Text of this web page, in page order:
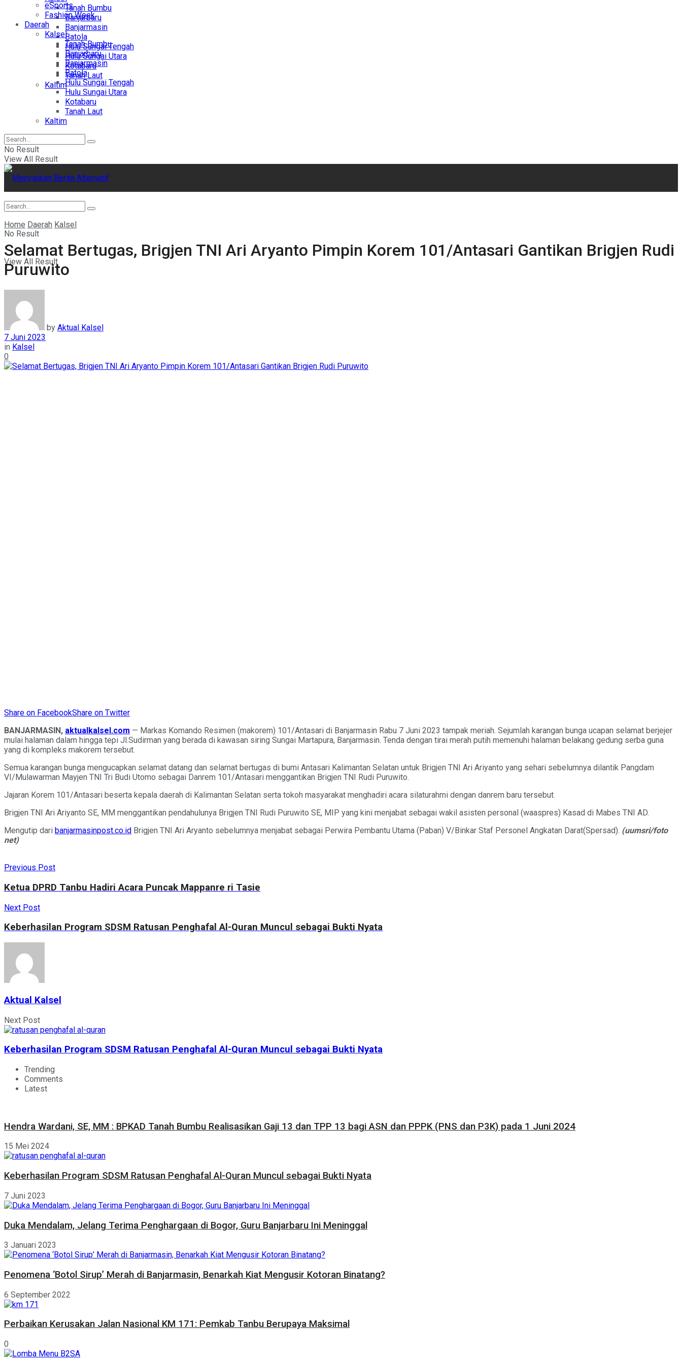
Tanah Bumbu
Banjarbaru
Banjarmasin
Batola
Hulu Sungai Tengah
Hulu Sungai Utara
Kotabaru
Tanah Laut
Kaltim
eSports
Fashion Week
Daerah
Kalsel
Tanah Bumbu
Banjarbaru
Banjarmasin
Batola
Hulu Sungai Tengah
Hulu Sungai Utara
Kotabaru
Tanah Laut
Kaltim
No Result
View All Result
No Result
View All Result
Home Daerah Kalsel
Selamat Bertugas, Brigjen TNI Ari Aryanto Pimpin Korem 101/Antasari Gantikan Brigjen Rudi
Puruwito
by Aktual Kalsel
7 Juni 2023
in Kalsel
0
Share on FacebookShare on Twitter
BANJARMASIN, aktualkalsel.com — Markas Komando Resimen (makorem) 101/Antasari di Banjarmasin Rabu 7 Juni 2023 tampak meriah. Sejumlah karangan bunga ucapan selamat berjejer
mulai halaman dalam hingga tepi Jl.Sudirman yang berada di kawasan siring Sungai Martapura, Banjarmasin. Tenda dengan tirai merah putih memenuhi halaman belakang gedung serba guna
yang di kompleks makorem tersebut.
Semua karangan bunga mengucapkan selamat datang dan selamat bertugas di bumi Antasari Kalimantan Selatan untuk Brigjen TNI Ari Ariyanto yang sehari sebelumnya dilantik Pangdam
VI/Mulawarman Mayjen TNI Tri Budi Utomo sebagai Danrem 101/Antasari menggantikan Brigjen TNI Rudi Puruwito.
Jajaran Korem 101/Antasari beserta kepala daerah di Kalimantan Selatan serta tokoh masyarakat menghadiri acara silaturahmi dengan danrem baru tersebut.
Brigjen TNI Ari Ariyanto SE, MM menggantikan pendahulunya Brigjen TNI Rudi Puruwito SE, MIP yang kini menjabat sebagai wakil asisten personal (waaspres) Kasad di Mabes TNI AD.
Mengutip dari banjarmasinpost.co.id Brigjen TNI Ari Aryanto sebelumnya menjabat sebagai Perwira Pembantu Utama (Paban) V/Binkar Staf Personel Angkatan Darat(Spersad). (uumsri/foto
net)
Previous Post
Ketua DPRD Tanbu Hadiri Acara Puncak Mappanre ri Tasie
Next Post
Keberhasilan Program SDSM Ratusan Penghafal Al-Quran Muncul sebagai Bukti Nyata
Aktual Kalsel
Next Post
Keberhasilan Program SDSM Ratusan Penghafal Al-Quran Muncul sebagai Bukti Nyata
Trending
Comments
Latest
Hendra Wardani, SE, MM : BPKAD Tanah Bumbu Realisasikan Gaji 13 dan TPP 13 bagi ASN dan PPPK (PNS dan P3K) pada 1 Juni 2024
15 Mei 2024
Keberhasilan Program SDSM Ratusan Penghafal Al-Quran Muncul sebagai Bukti Nyata
7 Juni 2023
Duka Mendalam, Jelang Terima Penghargaan di Bogor, Guru Banjarbaru Ini Meninggal
3 Januari 2023
Penomena ‘Botol Sirup’ Merah di Banjarmasin, Benarkah Kiat Mengusir Kotoran Binatang?
6 September 2022
Perbaikan Kerusakan Jalan Nasional KM 171: Pemkab Tanbu Berupaya Maksimal
0